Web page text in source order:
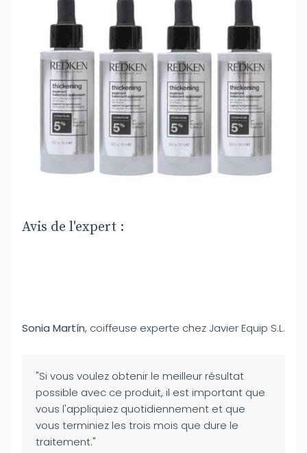
Avis de l'expert :
Sonia Martín, coiffeuse experte chez Javier Equip S.L.
"Si vous voulez obtenir le meilleur résultat
possible avec ce produit, il est important que
vous l'appliquiez quotidiennement et que
vous terminiez les trois mois que dure le
traitement."